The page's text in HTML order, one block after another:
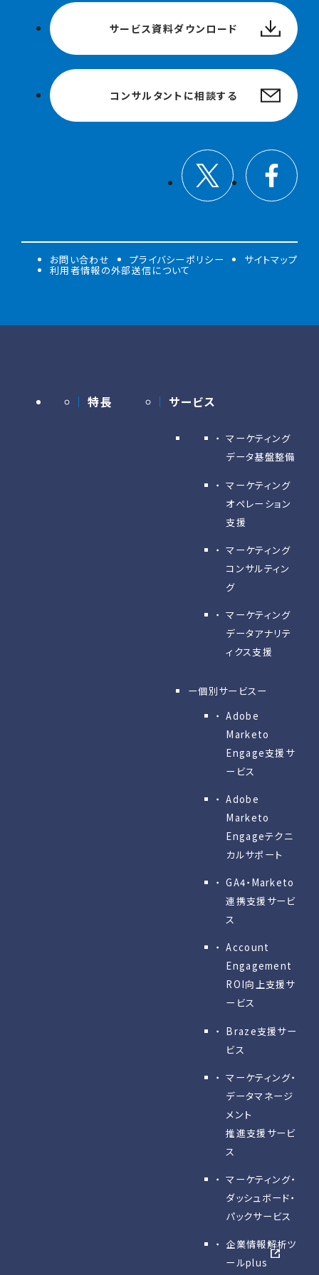
サービス資料ダウンロード
コンサルタントに相談する
お問い合わせ プライバシーポリシー サイトマップ
利用者情報の外部送信について
特長 サービス
マーケティング
データ基盤整備
マーケティング
オペレーション
支援
マーケティング
コンサルティン
グ
マーケティング
データアナリテ
ィクス支援
ー個別サービスー
Adobe
Marketo
Engage⽀援サ
ービス
Adobe
Marketo
Engageテクニ
カルサポート
GA4・Marketo
連携支援サービ
ス
Account
Engagement
ROI向上支援サ
ービス
Braze支援サー
ビス
マーケティング・
データマネージ
メント
推進支援サービ
ス
マーケティング・
ダッシュボード・
パックサービス
企業情報解析ツ
ールplus